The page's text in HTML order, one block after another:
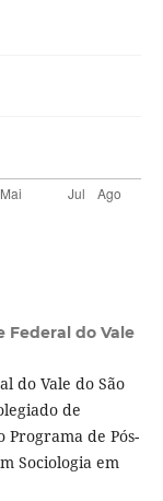
Federal do Vale
do Vale do São
de
Programa de Pós-
Sociologia em